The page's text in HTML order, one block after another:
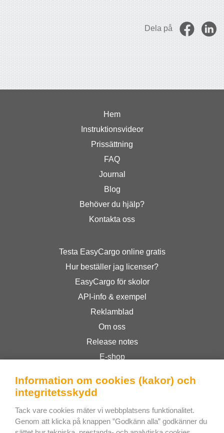
Dela på
Hem
Instruktionsvideor
Prissättning
FAQ
Journal
Blog
Behöver du hjälp?
Kontakta oss
Testa EasyCargo online gratis
Hur beställer jag licenser?
EasyCargo för skolor
API-info & exempel
Reklamblad
Om oss
Release notes
E-shop
Privacy Policy
Bee Interactive s.r.o.
Information om cookies (kakor) och
integritetsskydd
Tack vare cookies mäter vi webbplatsens funktionalitet.
Genom att klicka på knappen ”Godkänn alla” godkänner du